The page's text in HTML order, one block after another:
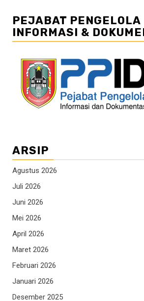
PEJABAT PENGELOLA
INFORMASI &
ARSIP
Agustus 2026
Juli 2026
Juni 2026
Mei 2026
April 2026
Maret 2026
Februari 2026
Januari 2026
Desember 2025